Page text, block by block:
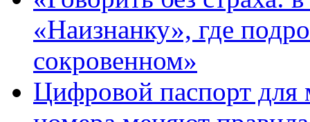
«Наизнанку», где
сокровенном»
Цифровой паспорт для